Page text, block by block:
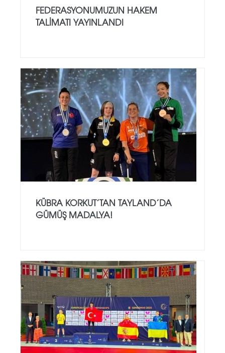
FEDERASYONUMUZUN HAKEM
TALIMATI YAYINLANDI
KÜBRA KORKUT’TAN TAYLAND’DA
GÜMÜŞ MADALYA!